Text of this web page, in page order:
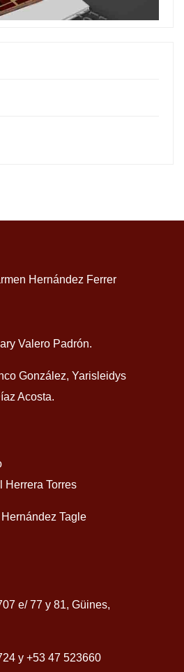
Hernández Ferrer
Valero Padrón.
González, Yarisleidys
Acosta.
Herrera Torres
Tagle
e/ 77 y 81, Güines,
y +53 47 523660